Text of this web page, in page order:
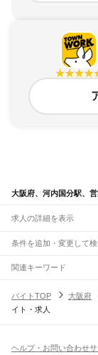
大阪府、河内国分駅、
求人の詳細を表示
条件を追加・変更して
市区町村を追加・変更
大阪府すべて
大阪市
平野区北区中央区
駅を追加・変更
職種を追加・変更
飲食・フードサービ
関連キーワード
バイトTOP
大阪府
イト・求人
ヘルプ・お問い合わせ